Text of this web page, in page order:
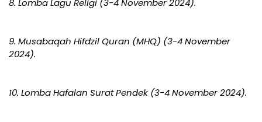
8. Lomba Lagu Religi (3-4 November 2024).
9. Musabaqah Hifdzil Quran (MHQ) (3-4 November
2024).
10. Lomba Hafalan Surat Pendek (3-4 November 2024).